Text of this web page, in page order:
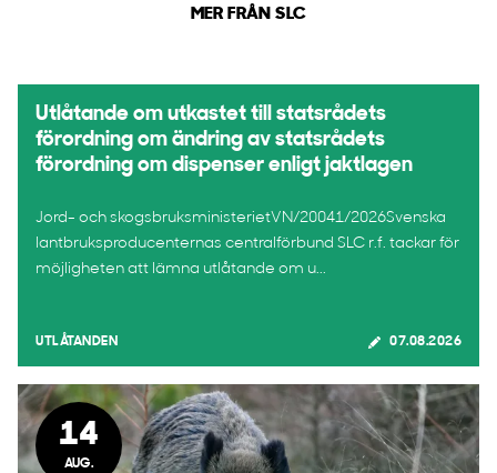
MER FRÅN SLC
Utlåtande om utkastet till statsrådets
förordning om ändring av statsrådets
förordning om dispenser enligt jaktlagen
Jord- och skogsbruksministerietVN/20041/2026Svenska
lantbruksproducenternas centralförbund SLC r.f. tackar för
möjligheten att lämna utlåtande om u...
UTLÅTANDEN 07.08.2026
14
AUG.